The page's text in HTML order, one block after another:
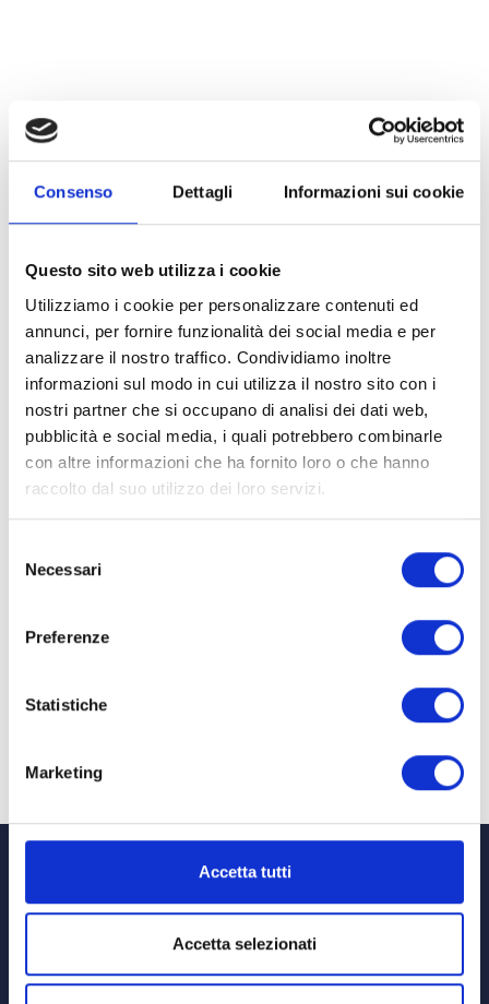
Consenso Dettagli Informazioni sui cookie
Questo sito web utilizza i cookie
Utilizziamo i cookie per personalizzare contenuti ed
annunci, per fornire funzionalità dei social media e per
analizzare il nostro traffico. Condividiamo inoltre
informazioni sul modo in cui utilizza il nostro sito con i
nostri partner che si occupano di analisi dei dati web,
pubblicità e social media, i quali potrebbero combinarle
con altre informazioni che ha fornito loro o che hanno
raccolto dal suo utilizzo dei loro servizi.
delNecessari
Preferenze
Statistiche
Marketing
Accetta tutti
Accetta selezionati
Find